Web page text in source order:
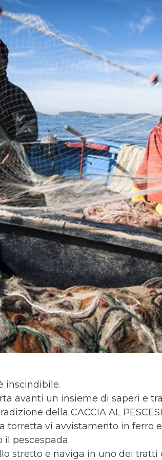
inscindibile.
avanti un insieme di saperi e
della CACCIA AL
torretta vi avvistamento in ferro
pescespada.
stretto e naviga in uno dei tratti